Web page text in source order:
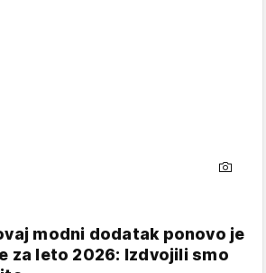
modni dodatak ponovo je
za leto 2026: Izdvojili smo